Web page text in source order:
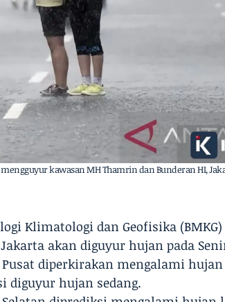
kawasan MH Thamrin dan Bunderan HI,
Klimatologi dan Geofisika (BMKG)
akan diguyur hujan pada
diperkirakan mengalami
diguyur hujan sedang.